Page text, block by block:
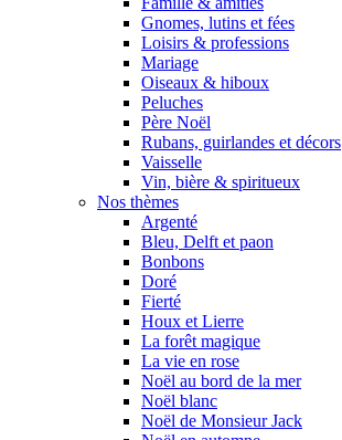
Nos thèmes
Argenté
Bleu, Delft et paon
Bonbons
Doré
Fierté
Houx et Lierre
La forêt magique
La vie en rose
Noël au bord de la mer
Noël blanc
Noël de Monsieur Jack
Gnomes, lutins et fées
Loisirs & professions
Mariage
Oiseaux & hiboux
Peluches
Père Noël
Rubans, guirlandes et décors
Vaisselle
Vin, bière & spiritueux